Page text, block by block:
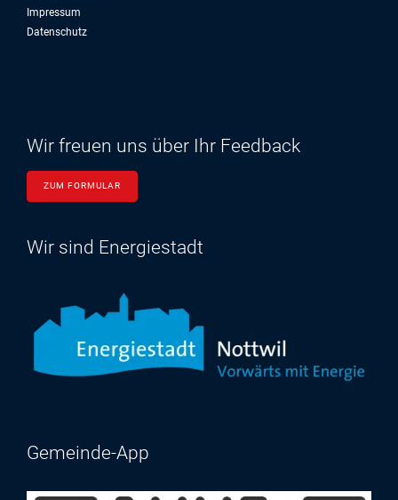
Impressum
Datenschutz
Wir freuen uns über Ihr Feedback
ZUM FORMULAR
Wir sind Energiestadt
Gemeinde-App